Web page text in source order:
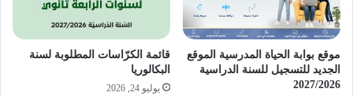
موقع بوابة الحياة المدرسية الموقع
الجديد للتسجيل للسنة الدراسية
2027/2026
قائمة الكرّاسات المطلوبة لسنة
البكالوريا
يوليو 24, 2026